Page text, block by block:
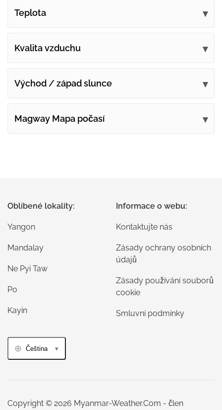
Teplota
Kvalita vzduchu
Východ / západ slunce
Magway Mapa počasí
Oblíbené lokality:
Yangon
Mandalay
Ne Pyi Taw
Po
Kayin
Informace o webu:
Kontaktujte nás
Zásady ochrany osobních
údajů
Zásady používání souborů
cookie
Smluvní podmínky
Čeština
Copyright © 2026 Myanmar-Weather.Com - člen